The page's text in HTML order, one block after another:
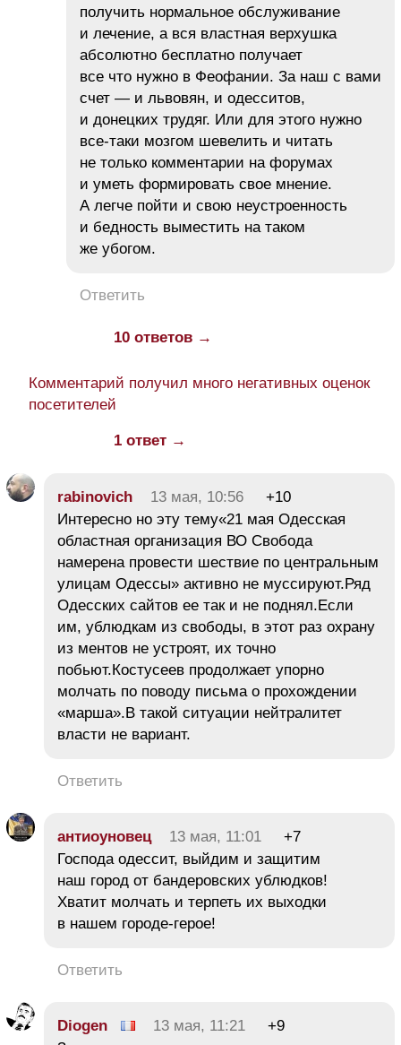
получить нормальное обслуживание
и лечение, а вся властная верхушка
абсолютно бесплатно получает
все что нужно в Феофании. За наш с вами
счет — и львовян, и одесситов,
и донецких трудяг. Или для этого нужно
все-таки мозгом шевелить и читать
не только комментарии на форумах
и уметь формировать свое мнение.
А легче пойти и свою неустроенность
и бедность выместить на таком
же убогом.
Ответить
10 ответов →
Комментарий получил много негативных оценок
посетителей
1 ответ →
rabinovich 13 мая, 10:56
+10
Интересно но эту тему«21 мая Одесская
областная организация ВО Свобода
намерена провести шествие по центральным
улицам Одессы» активно не муссируют.Ряд
Одесских сайтов ее так и не поднял.Если
им, ублюдкам из свободы, в этот раз охрану
из ментов не устроят, их точно
побьют.Костусеев продолжает упорно
молчать по поводу письма о прохождении
«марша».В такой ситуации нейтралитет
власти не вариант.
Ответить
антиоуновец 13 мая, 11:01
+7
Господа одессит, выйдим и защитим
наш город от бандеровских ублюдков!
Хватит молчать и терпеть их выходки
в нашем городе-герое!
Ответить
Diogen 13 мая, 11:21
+9